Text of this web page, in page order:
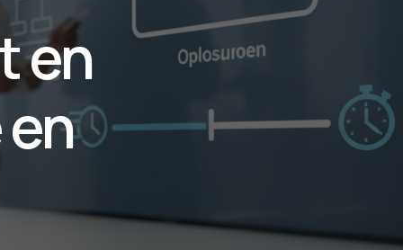
Matrix
alle pakketten en mogelijkheden
documenten verzamelen en facturen
tot controleren, boeken, bank
& klant dashboard.
en